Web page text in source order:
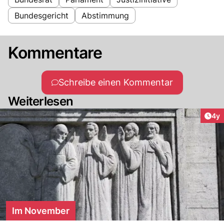
Bundesgericht
Abstimmung
Kommentare
Schreibe einen Kommentar
Weiterlesen
4y
Im November